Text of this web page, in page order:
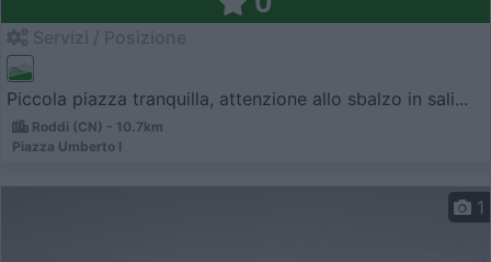
Piccola piazza tranquilla, attenzione allo sbalzo in sali...
Roddi (CN) - 10.7km
Piazza Umberto I
1